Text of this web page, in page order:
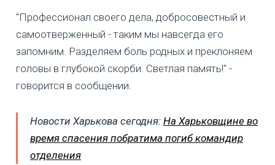
"Профессионал своего дела, добросовестный и
самоотверженный - таким мы навсегда его
запомним. Разделяем боль родных и преклоняем
головы в глубокой скорби. Светлая память!" -
говорится в сообщении.
Новости Харькова сегодня: На Харьковщине во
время спасения побратима погиб командир
отделения